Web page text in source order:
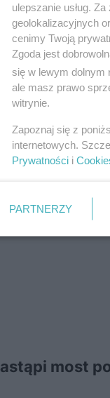
most
ulepszanie usług.
geolokalizacyjnych
cenimy Twoją
Zgoda jest
się w lewym dolnym
ale masz prawo
witrynie.
Zapoznaj się z
internetowych.
Prywatności i
PARTNERZY